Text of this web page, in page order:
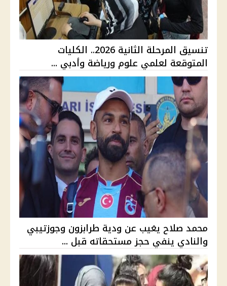
تنسيق المرحلة الثانية 2026.. الكليات
المتوقعة لعلمي علوم ورياضة وأدبي ...
محمد صلاح يغيب عن ودية طرابزون وجوزتيبي
والنادي ينفي حجز مستحقاته قبل ...